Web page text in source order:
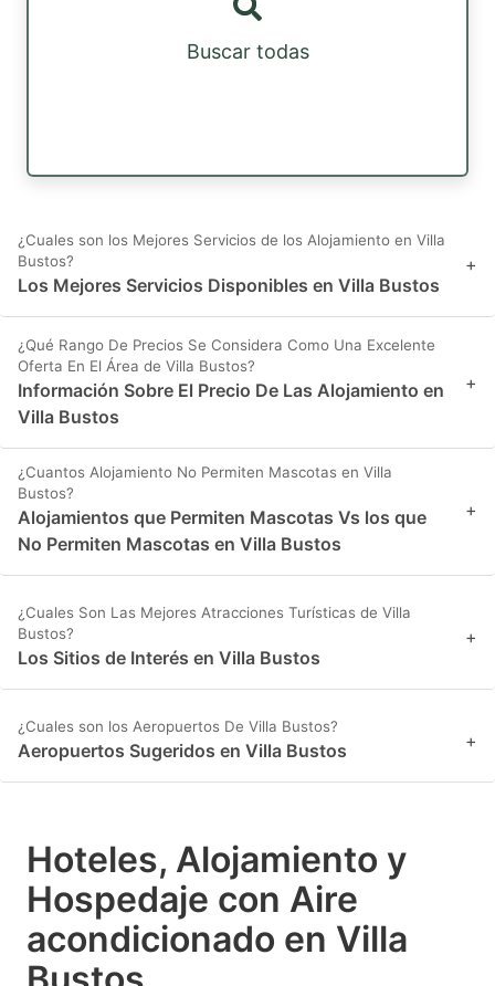
Buscar todas
¿Cuales son los Mejores Servicios de los Alojamiento en Villa
Bustos?
Los Mejores Servicios Disponibles en Villa Bustos
+
¿Qué Rango De Precios Se Considera Como Una Excelente
Oferta En El Área de Villa Bustos?
Información Sobre El Precio De Las Alojamiento en
Villa Bustos
+
¿Cuantos Alojamiento No Permiten Mascotas en Villa
Bustos?
Alojamientos que Permiten Mascotas Vs los que
No Permiten Mascotas en Villa Bustos
+
¿Cuales Son Las Mejores Atracciones Turísticas de Villa
Bustos?
Los Sitios de Interés en Villa Bustos
+
¿Cuales son los Aeropuertos De Villa Bustos?
Aeropuertos Sugeridos en Villa Bustos +
Hoteles, Alojamiento y
Hospedaje con Aire
acondicionado en Villa